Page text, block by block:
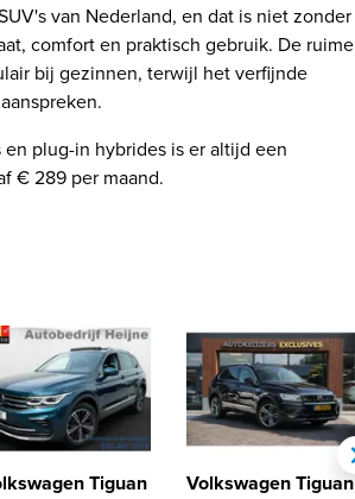
van Nederland, en dat is niet zonder
comfort en praktisch gebruik. De ruime
bij gezinnen, terwijl het verfijnde
plug-in hybrides is er altijd een
€ 289 per maand.
Tiguan Volkswagen Tiguan